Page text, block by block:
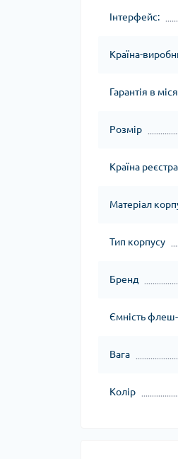
Інтерфейс:
Країна-
Гарантія в
Розмір
Країна
Матеріал
Тип корпусу
Бренд
Ємність
Вага
Колір